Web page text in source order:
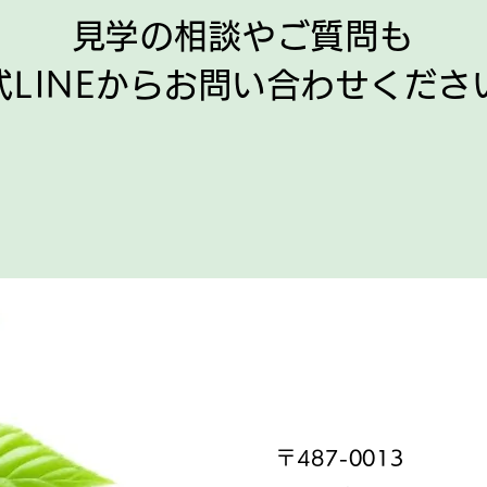
​見学の相談やご質問も
LINEからお問い合わせくださ
〒487-0013